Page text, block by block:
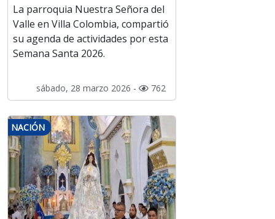
La parroquia Nuestra Señora del
Valle en Villa Colombia, compartió
su agenda de actividades por esta
Semana Santa 2026.
sábado, 28 marzo 2026 - 762
NACIÓN